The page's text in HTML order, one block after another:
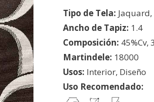
Tipo de Tela:
Ancho de Tapiz: 1.4
Composición: 45%Cv,
Martindele: 18000
Usos: Interior, Diseño
Uso Recomendado: